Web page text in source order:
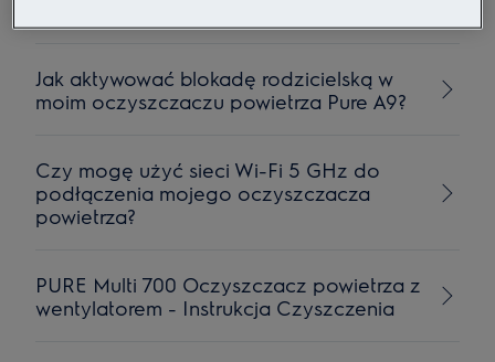
Jak aktywować blokadę rodzicielską w
moim oczyszczaczu powietrza Pure A9?
Czy mogę użyć sieci Wi-Fi 5 GHz do
podłączenia mojego oczyszczacza
powietrza?
PURE Multi 700 Oczyszczacz powietrza z
wentylatorem - Instrukcja Czyszczenia